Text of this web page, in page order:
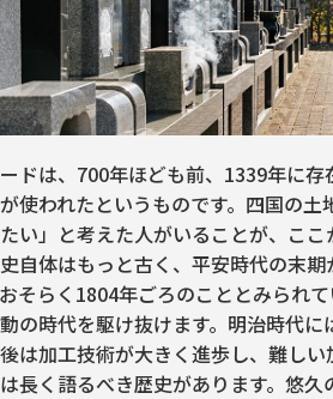
ドは、700年ほども前、1339年に
使われたというものです。四国の
い」と考えた人がいることが、ここ
自体はもっと古く、平安時代の末
そらく1804年ごろのこととみられて
の時代を駆け抜けます。明治時代
は加工技術が大きく進歩し、難しい
長く語るべき歴史があります。悠